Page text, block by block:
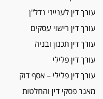
עורכת-דין שהביעה שמחה ב-7
אשם
עו"ד הלל בבייב
ההסדר: 7-9 שנות מאסר
דין ומקרקעין
עורך דין ברמת השרון
עורך דין לענייני נדל"ן
עורך דין רישוי עסקים
עורך דין תכנון ובניה
עורך דין פלילי
עורך דין פלילי – אסף דוק
מאגר פסקי דין והחלטות